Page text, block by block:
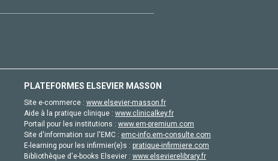
PLATEFORMES ELSEVIER MASSON
Site e-commerce : www.elsevier-masson.fr
Aide à la pratique clinique : www.clinicalkey.fr
Portail pour les institutions : www.em-premium.com
Site d'information sur l'EMC : emc-info.em-consulte.com
E-learning pour les infirmier(e)s : pratique-infirmiere.com
Bibliothèque d'e-books Elsevier : www.elsevierelibrary.fr